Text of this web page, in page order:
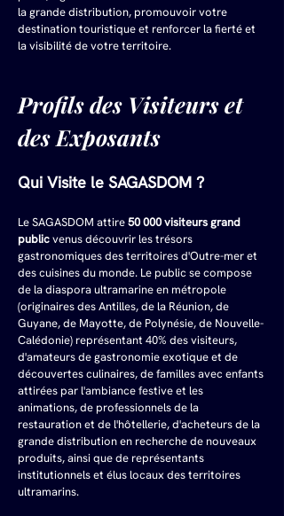
la grande distribution, promouvoir votre
destination touristique et renforcer la fierté et
la visibilité de votre territoire.
Profils des Visiteurs et
des Exposants
Qui Visite le SAGASDOM ?
Le SAGASDOM attire 50 000 visiteurs grand
public venus découvrir les trésors
gastronomiques des territoires d'Outre-mer et
des cuisines du monde. Le public se compose
de la diaspora ultramarine en métropole
(originaires des Antilles, de la Réunion, de
Guyane, de Mayotte, de Polynésie, de Nouvelle-
Calédonie) représentant 40% des visiteurs,
d'amateurs de gastronomie exotique et de
découvertes culinaires, de familles avec enfants
attirées par l'ambiance festive et les
animations, de professionnels de la
restauration et de l'hôtellerie, d'acheteurs de la
grande distribution en recherche de nouveaux
produits, ainsi que de représentants
institutionnels et élus locaux des territoires
ultramarins.